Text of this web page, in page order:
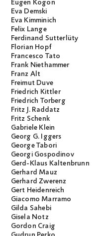
Eugen Kogon
Eva Demski
Eva Kimminich
Felix Lange
Ferdinand Sutterlüty
Florian Hopf
Francesco Tato
Frank Niethammer
Franz Alt
Freimut Duve
Friedrich Kittler
Friedrich Torberg
Fritz J. Raddatz
Fritz Schenk
Gabriele Klein
Georg G. Iggers
George Tabori
Georgi Gospodinov
Gerd-Klaus Kaltenbrunner
Gerhard Mauz
Gerhard Zwerenz
Gert Heidenreich
Giacomo Marramo
Gilda Sahebi
Gisela Notz
Gordon Craig